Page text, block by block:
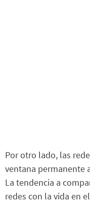
Por otro lado, las
ventana permanente
La tendencia a
redes con la vida en